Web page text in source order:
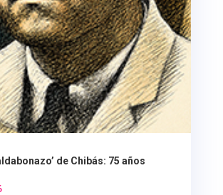
de Chibás: 75 años